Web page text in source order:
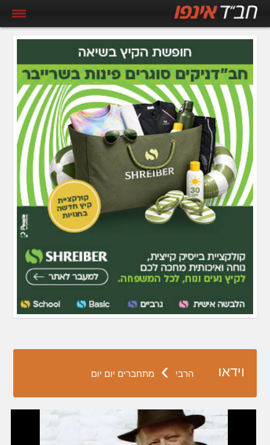
וידאו הרבי › מתחברים יום יום